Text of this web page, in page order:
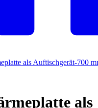
als Auftischgerät-700
als